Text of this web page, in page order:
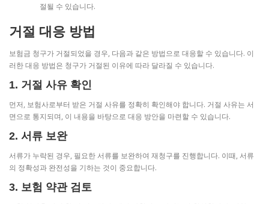
절될 수 있습니다.
거절 대응 방법
보험금 청구가 거절되었을 경우, 다음과 같은 방법으로 대응할 수 있습니다. 이
러한 대응 방법은 청구가 거절된 이유에 따라 달라질 수 있습니다.
1. 거절 사유 확인
먼저, 보험사로부터 받은 거절 사유를 정확히 확인해야 합니다. 거절 사유는 서
면으로 통지되며, 이 내용을 바탕으로 대응 방안을 마련할 수 있습니다.
2. 서류 보완
서류가 누락된 경우, 필요한 서류를 보완하여 재청구를 진행합니다. 이때, 서류
의 정확성과 완전성을 기하는 것이 중요합니다.
3. 보험 약관 검토